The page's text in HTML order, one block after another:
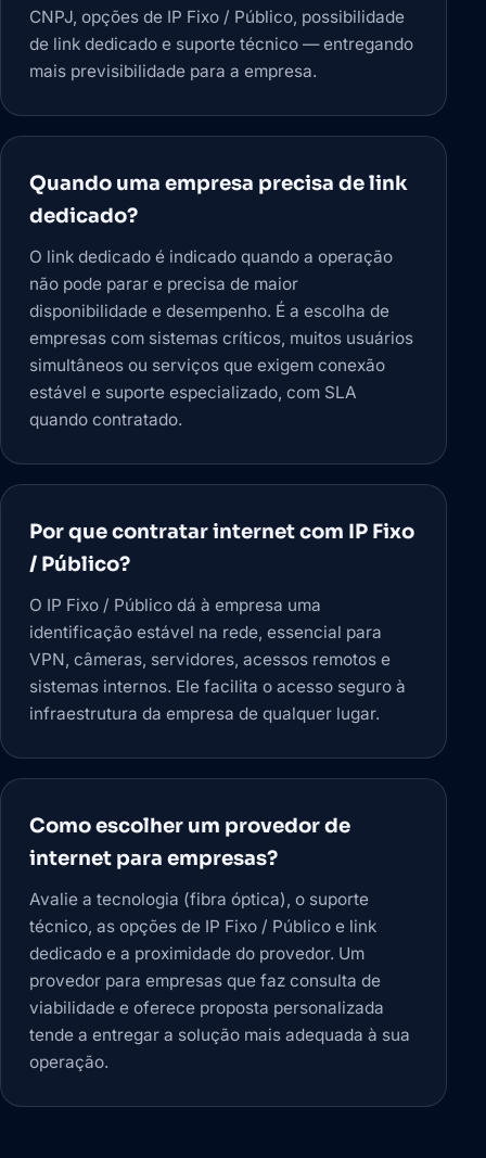
CNPJ, opções de IP Fixo / Público, possibilidade
de link dedicado e suporte técnico — entregando
mais previsibilidade para a empresa.
Quando uma empresa precisa de link
dedicado?
O link dedicado é indicado quando a operação
não pode parar e precisa de maior
disponibilidade e desempenho. É a escolha de
empresas com sistemas críticos, muitos usuários
simultâneos ou serviços que exigem conexão
estável e suporte especializado, com SLA
quando contratado.
Por que contratar internet com IP Fixo
/ Público?
O IP Fixo / Público dá à empresa uma
identificação estável na rede, essencial para
VPN, câmeras, servidores, acessos remotos e
sistemas internos. Ele facilita o acesso seguro à
infraestrutura da empresa de qualquer lugar.
Como escolher um provedor de
internet para empresas?
Avalie a tecnologia (fibra óptica), o suporte
técnico, as opções de IP Fixo / Público e link
dedicado e a proximidade do provedor. Um
provedor para empresas que faz consulta de
viabilidade e oferece proposta personalizada
tende a entregar a solução mais adequada à sua
operação.